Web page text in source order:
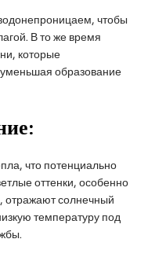
чтобы
В то же время
которые
образование
что потенциально
оттенки, особенно
отражают солнечный
температуру под